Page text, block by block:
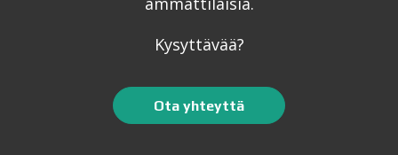
Kysyttävää?
Ota yhteyttä